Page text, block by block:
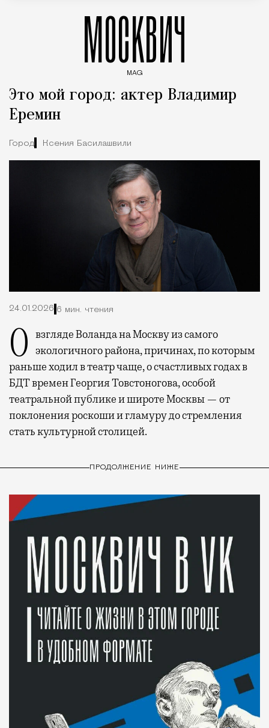
МОСКВИЧ
MAG
Это мой город: актер Владимир
Еремин
Город Ксения Басилашвили
24.01.2026 6 мин. чтения
О взгляде Воланда на Москву из самого экологичного района, причинах, по которым
раньше ходил в театр чаще, о счастливых годах в
БДТ времен Георгия Товстоногова, особой
театральной публике и широте Москвы — от
поклонения роскоши и гламуру до стремления
стать культурной столицей.
ПРОДОЛЖЕНИЕ НИЖЕ